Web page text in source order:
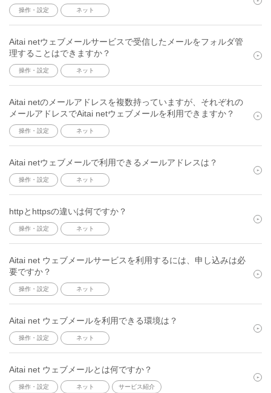
操作・設定 ネット
Aitai netウェブメールサービスで受信したメールをフォルダ管
理することはできますか？
操作・設定 ネット
Aitai netのメールアドレスを複数持っていますが、それぞれの
メールアドレスでAitai netウェブメールを利用できますか？
操作・設定 ネット
Aitai netウェブメールで利用できるメールアドレスは？
操作・設定 ネット
httpとhttpsの違いは何ですか？
操作・設定 ネット
Aitai net ウェブメールサービスを利用するには、申し込みは必
要ですか？
操作・設定 ネット
Aitai net ウェブメールを利用できる環境は？
操作・設定 ネット
Aitai net ウェブメールとは何ですか？
操作・設定 ネット サービス紹介